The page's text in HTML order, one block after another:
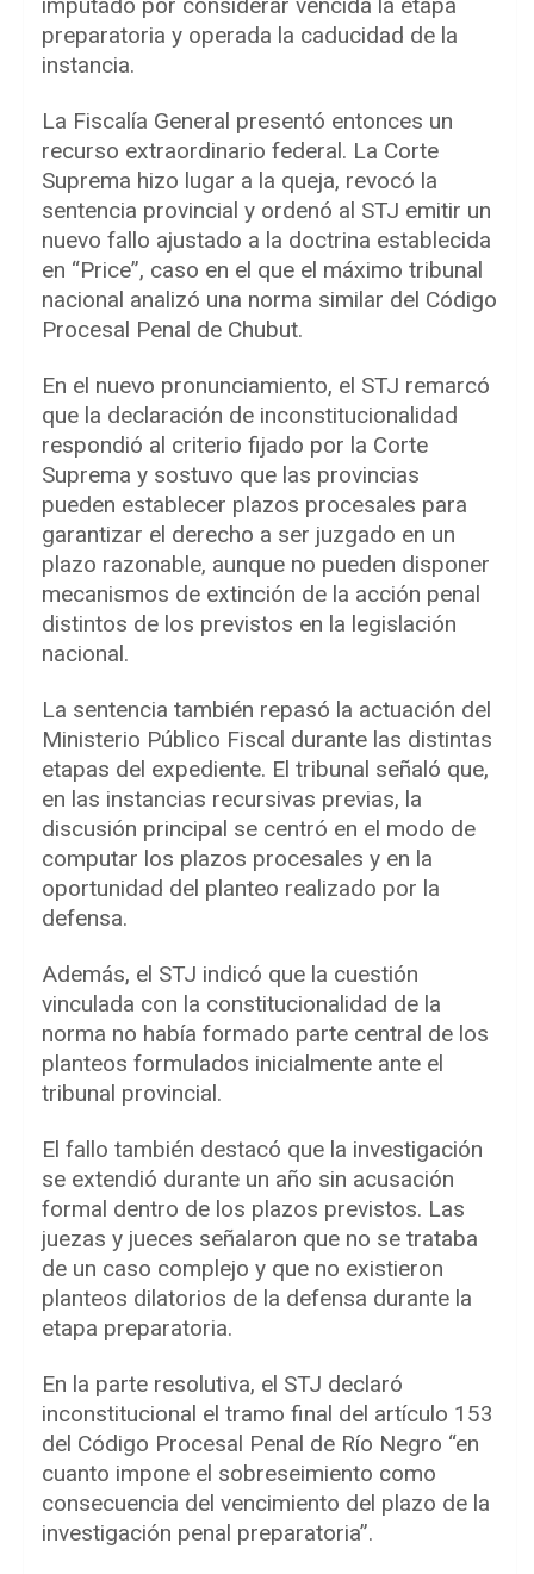
imputado por considerar vencida la etapa
preparatoria y operada la caducidad de la
instancia.
La Fiscalía General presentó entonces un
recurso extraordinario federal. La Corte
Suprema hizo lugar a la queja, revocó la
sentencia provincial y ordenó al STJ emitir un
nuevo fallo ajustado a la doctrina establecida
en “Price”, caso en el que el máximo tribunal
nacional analizó una norma similar del Código
Procesal Penal de Chubut.
En el nuevo pronunciamiento, el STJ remarcó
que la declaración de inconstitucionalidad
respondió al criterio fijado por la Corte
Suprema y sostuvo que las provincias
pueden establecer plazos procesales para
garantizar el derecho a ser juzgado en un
plazo razonable, aunque no pueden disponer
mecanismos de extinción de la acción penal
distintos de los previstos en la legislación
nacional.
La sentencia también repasó la actuación del
Ministerio Público Fiscal durante las distintas
etapas del expediente. El tribunal señaló que,
en las instancias recursivas previas, la
discusión principal se centró en el modo de
computar los plazos procesales y en la
oportunidad del planteo realizado por la
defensa.
Además, el STJ indicó que la cuestión
vinculada con la constitucionalidad de la
norma no había formado parte central de los
planteos formulados inicialmente ante el
tribunal provincial.
El fallo también destacó que la investigación
se extendió durante un año sin acusación
formal dentro de los plazos previstos. Las
juezas y jueces señalaron que no se trataba
de un caso complejo y que no existieron
planteos dilatorios de la defensa durante la
etapa preparatoria.
En la parte resolutiva, el STJ declaró
inconstitucional el tramo final del artículo 153
del Código Procesal Penal de Río Negro “en
cuanto impone el sobreseimiento como
consecuencia del vencimiento del plazo de la
investigación penal preparatoria”.